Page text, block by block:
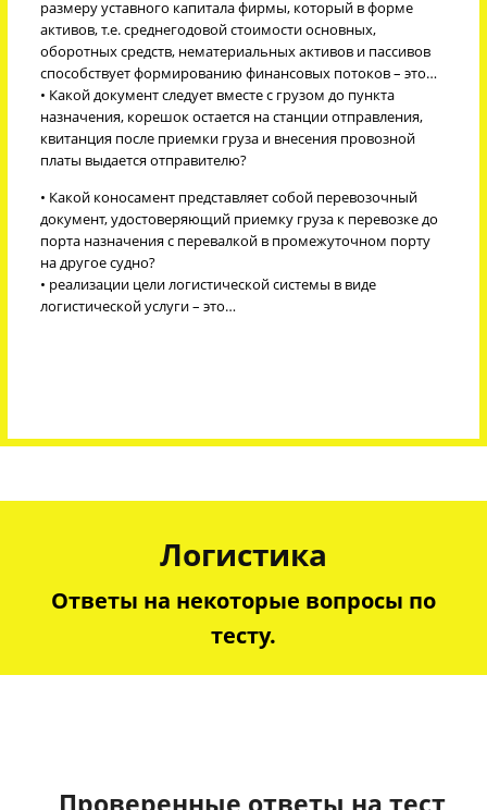
размеру уставного капитала фирмы, который в форме
активов, т.е. среднегодовой стоимости основных,
оборотных средств, нематериальных активов и пассивов
способствует формированию финансовых потоков – это…
• Какой документ следует вместе с грузом до пункта
назначения, корешок остается на станции отправления,
квитанция после приемки груза и внесения провозной
платы выдается отправителю?
• Какой коносамент представляет собой перевозочный
документ, удостоверяющий приемку груза к перевозке до
порта назначения с перевалкой в промежуточном порту
на другое судно?
• реализации цели логистической системы в виде
логистической услуги – это…
Логистика
Ответы на некоторые вопросы по
тесту.
Проверенные ответы на тест